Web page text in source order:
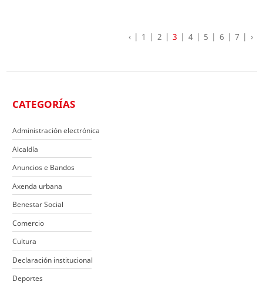
‹ 1 2 3 4 5 6 7 ›
CATEGORÍAS
Administración electrónica
Alcaldía
Anuncios e Bandos
Axenda urbana
Benestar Social
Comercio
Cultura
Declaración institucional
Deportes